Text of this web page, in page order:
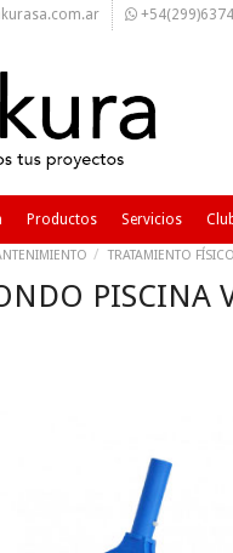
Productos Servicios
TRATAMIENTO FÍSICO
PISCINA